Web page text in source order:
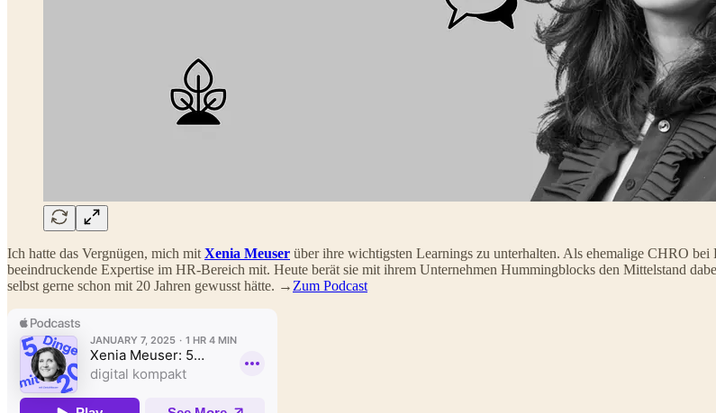
Ich hatte das Vergnügen, mich mit Xenia Meuser über ihre wichtigsten Learnings zu unterhalten. Als ehemalige CHRO
beeindruckende Expertise im HR-Bereich mit. Heute berät sie mit ihrem Unternehmen Hummingblocks den Mittelstand
selbst gerne schon mit 20 Jahren gewusst hätte. → Zum Podcast